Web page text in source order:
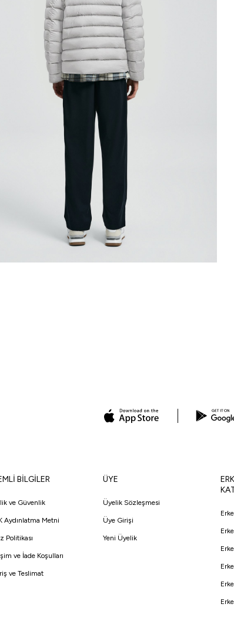
BİLGİLER
ve Güvenlik
Aydınlatma Metni
Politikası
ve İade Koşulları
ve Teslimat
ÜYE
Üyelik Sözleşmesi
Üye Girişi
Yeni Üyelik